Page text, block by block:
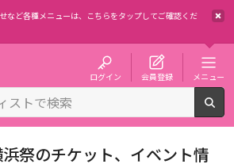
など各種メニューは、
こちらをタップしてご確認くだ
ログイン 会員登録 メニュー
祭のチケット、イベント情